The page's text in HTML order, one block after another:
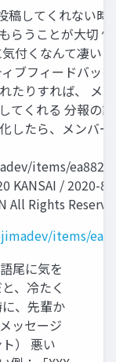
稿してくれない時
らうことが大切
付くなんて凄い
ブフィードバッ
たりすれば、 メ
てくれる 分報の
したら、メンバ
items/
KANSAI / 2020-
All Rights
items/
尾に気を
、冷たく
、先輩か
ッセージ
） 悪い